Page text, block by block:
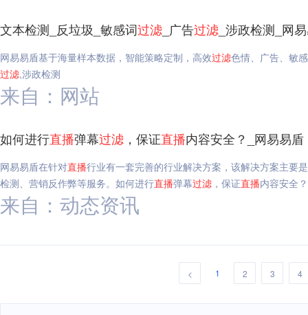
文本检测_反垃圾_敏感词过滤 _广告过滤 _涉政检测_网
网易易盾基于海量样本数据，智能策略定制，高效过滤色情、广告、敏
过滤,涉政检测
来自：网站
如何进行直播弹幕过滤 ，保证直播内容安全？_网易易盾
网易易盾在针对直播行业有一套完善的行业解决方案，该解决方案主要
检测、营销反作弊等服务。如何进行直播弹幕过滤 ，保证直播内容安全？
来自：动态资讯
< 1 2 3 4